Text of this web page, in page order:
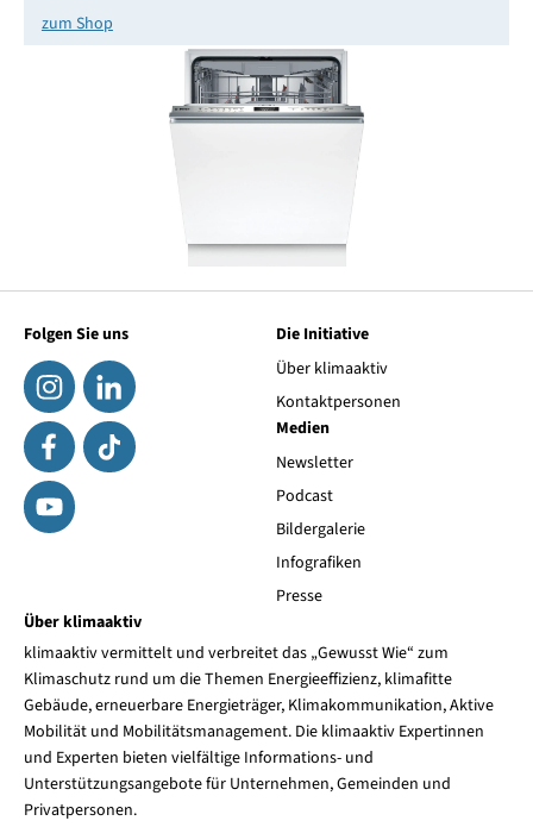
zum Shop
Folgen Sie uns
Die Initiative
Über klimaaktiv
Kontaktpersonen
Medien
Newsletter
Podcast
Bildergalerie
Infografiken
Presse
Über klimaaktiv
klimaaktiv vermittelt und verbreitet das „Gewusst Wie“ zum
Klimaschutz rund um die Themen Energieeffizienz, klimafitte
Gebäude, erneuerbare Energieträger, Klimakommunikation, Aktive
Mobilität und Mobilitätsmanagement. Die klimaaktiv Expertinnen
und Experten bieten vielfältige Informations- und
Unterstützungsangebote für Unternehmen, Gemeinden und
Privatpersonen.